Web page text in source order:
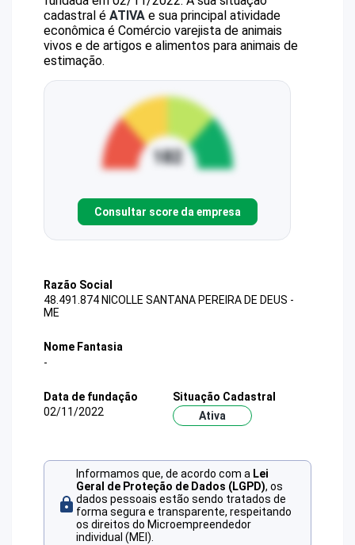
cadastral é ATIVA e sua principal atividade
econômica é Comércio varejista de animais
vivos e de artigos e alimentos para animais de
estimação.
Consultar score da empresa
Razão Social
48.491.874 NICOLLE SANTANA PEREIRA DE DEUS -
ME
Nome Fantasia
-
Data de fundação
02/11/2022
Situação Cadastral
Ativa
Informamos que, de acordo com a Lei
Geral de Proteção de Dados (LGPD), os
dados pessoais estão sendo tratados de
forma segura e transparente, respeitando
os direitos do Microempreendedor
individual (MEI).